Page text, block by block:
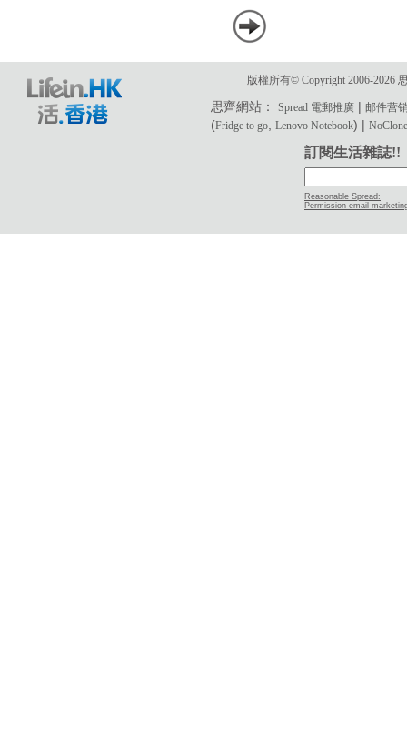
版權所有© Copyright 2006-2026
思齊網站：Spread 電郵推廣 |邮件营
(Fridge to go ,Lenovo Notebook) |